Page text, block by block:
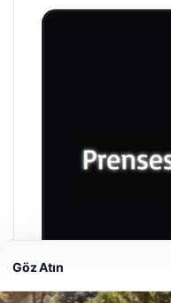
Göz Atın